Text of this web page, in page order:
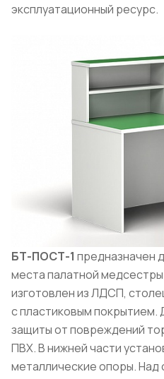
эксплуатационный ресурс.
БТ-ПОСТ-1 предназначен
места палатной
изготовлен из ЛДСП,
с пластиковым покрытием.
защиты от повреждений
ПВХ. В нижней части
металлические опоры.